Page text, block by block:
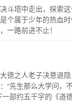
斗塔中走出，探索
个属于少年的热血
一路前进不止！
德之人老子决意退
“先生那么大学问，
部约五千字的《道